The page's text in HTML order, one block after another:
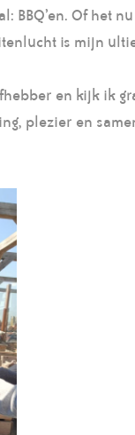
BBQ’en. Of het
is mijn
en kijk ik
plezier en